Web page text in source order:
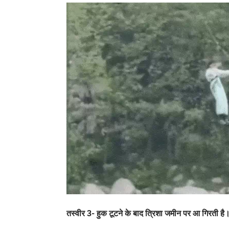
तस्वीर 3- हुक टूटने के बाद त्रिशा जमीन पर आ गिरती